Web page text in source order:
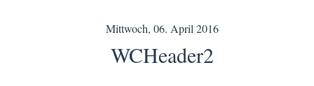
Mittwoch, 06. April 2016
WCHeader2